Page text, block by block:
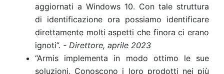
aggiornati a Windows 10. Con tale struttura
di identificazione ora possiamo identificare
direttamente molti aspetti che finora ci erano
ignoti”. - Direttore, aprile 2023
“Armis implementa in modo ottimo le sue
soluzioni. Conoscono i loro prodotti nei più